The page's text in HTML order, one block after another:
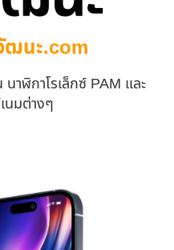
ฒนะ.com
าฬิกาโรเล็กซ์ PAM และ
นมต่างๆ